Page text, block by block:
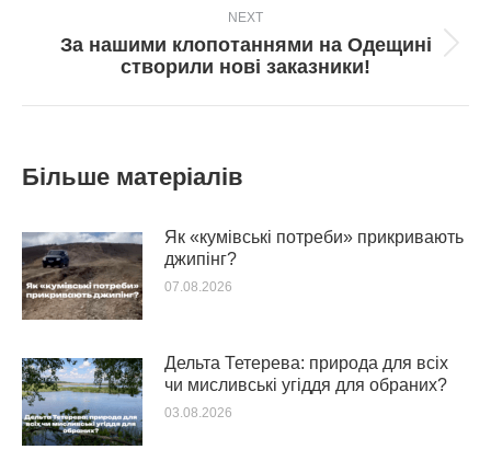
NEXT
Next
post:
За нашими клопотаннями на Одещині
створили нові заказники!
Більше матеріалів
Як «кумівські потреби» прикривають
джипінг?
07.08.2026
Дельта Тетерева: природа для всіх
чи мисливські угіддя для обраних?
03.08.2026